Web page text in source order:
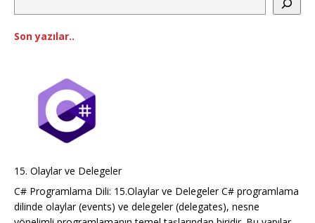
Son yazılar..
15. Olaylar ve Delegeler
C# Programlama Dili: 15.Olaylar ve Delegeler C# programlama
dilinde olaylar (events) ve delegeler (delegates), nesne